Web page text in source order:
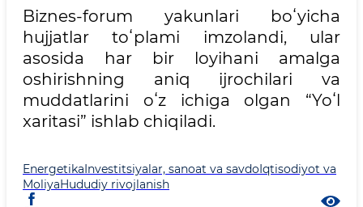
Biznes-forum yakunlari boʻyicha
hujjatlar toʻplami imzolandi, ular
asosida har bir loyihani amalga
oshirishning aniq ijrochilari va
muddatlarini oʻz ichiga olgan “Yoʻl
xaritasi” ishlab chiqiladi.
EnergetikaInvestitsiyalar, sanoat va savdoIqtisodiyot va
MoliyaHududiy rivojlanish